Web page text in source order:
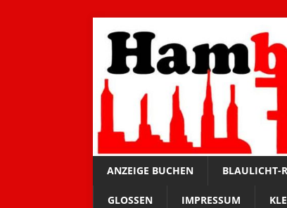
ANZEIGE BUCHEN BLAULICHT-
GLOSSEN IMPRESSUM